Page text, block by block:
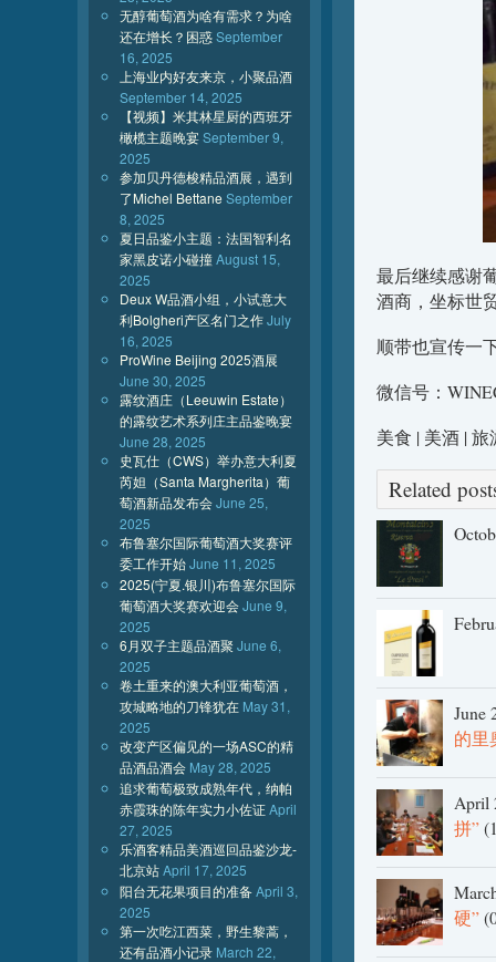
最后继续感谢
酒商，坐标世
顺带也宣传一
微信号：
美食 | 美酒 |
Related
June
的里
April
拼”
硬”
无醇葡萄酒为啥有需求？为啥
还在增长？困惑September
16, 2025
上海业内好友来京，小聚品酒
September 14, 2025
【视频】米其林星厨的西班牙
橄榄主题晚宴September 9,
2025
参加贝丹德梭精品酒展，遇到
了Michel Bettane September
8, 2025
夏日品鉴小主题：法国智利名
家黑皮诺小碰撞August 15,
2025
Deux W品酒小组，小试意大
利Bolgheri产区名门之作July
16, 2025
ProWine Beijing 2025酒展
June 30, 2025
露纹酒庄（Leeuwin Estate）
的露纹艺术系列庄主品鉴晚宴
June 28, 2025
史瓦仕（CWS）举办意大利夏
芮妲（Santa Margherita）葡
萄酒新品发布会June 25,
2025
布鲁塞尔国际葡萄酒大奖赛评
委工作开始June 11, 2025
2025(宁夏.银川)布鲁塞尔国际
葡萄酒大奖赛欢迎会June 9,
2025
6月双子主题品酒聚 June 6,
2025
卷土重来的澳大利亚葡萄酒，
攻城略地的刀锋犹在 May 31,
2025
改变产区偏见的一场ASC的精
品酒品酒会 May 28, 2025
追求葡萄极致成熟年代，纳帕
赤霞珠的陈年实力小佐证April
27, 2025
乐酒客精品美酒巡回品鉴沙龙-
北京站April 17, 2025
阳台无花果项目的准备April 3,
2025
第一次吃江西菜，野生黎蒿，
还有品酒小记录 March 22,